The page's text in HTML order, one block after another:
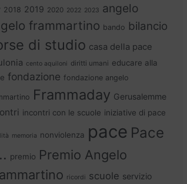
2018 2019 2020 2022 2023 angelo
frammartino bando bilancio
di studio casa della pace
cento aquiloni diritti umani educare alla
fondazione fondazione angelo
Frammaday Gerusalemme
incontri con le scuole iniziative di pace
memoria nonviolenza pace Pace
premio Premio Angelo
ricordi scuole servizio